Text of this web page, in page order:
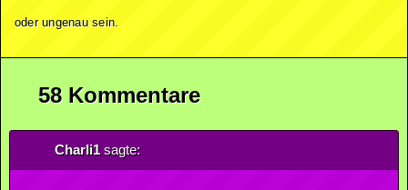
oder ungenau sein.
58 Kommentare
Charli1sagte: